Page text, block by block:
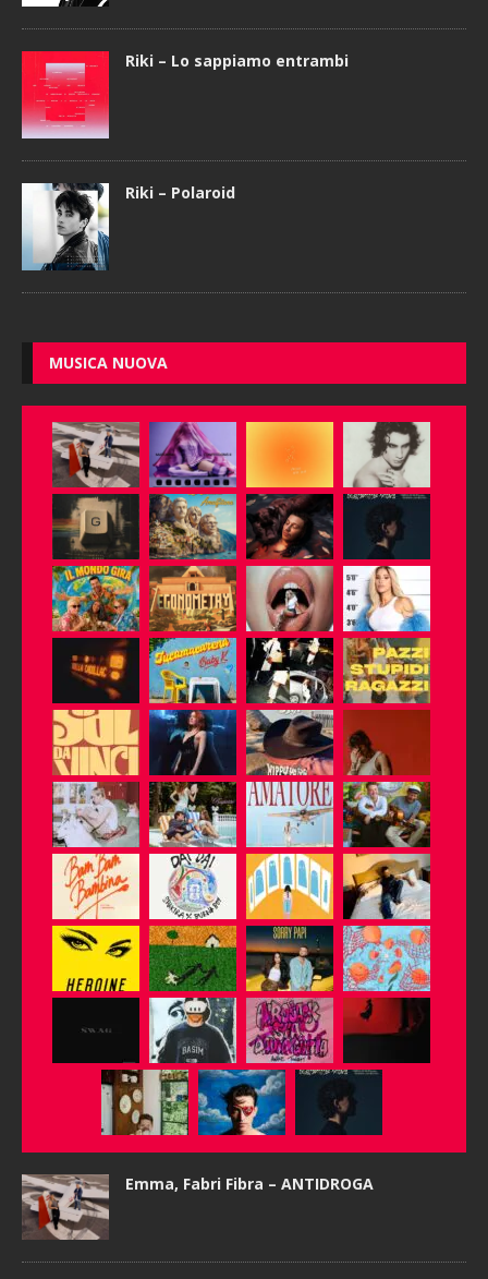
Riki – Lo sappiamo entrambi
Riki – Polaroid
MUSICA NUOVA
Emma, Fabri Fibra – ANTIDROGA